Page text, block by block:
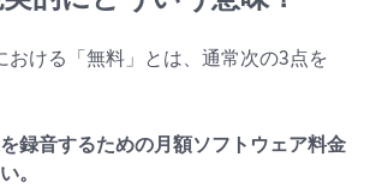
おける「無料」とは、通常次の3点を
録音するための月額ソフトウェア料金
。